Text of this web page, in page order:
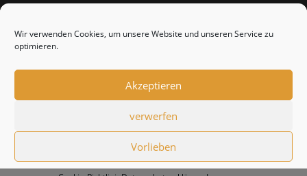
Wir verwenden Cookies, um unsere Website und unseren Service zu
optimieren.
Akzeptieren
verwerfen
Vorlieben